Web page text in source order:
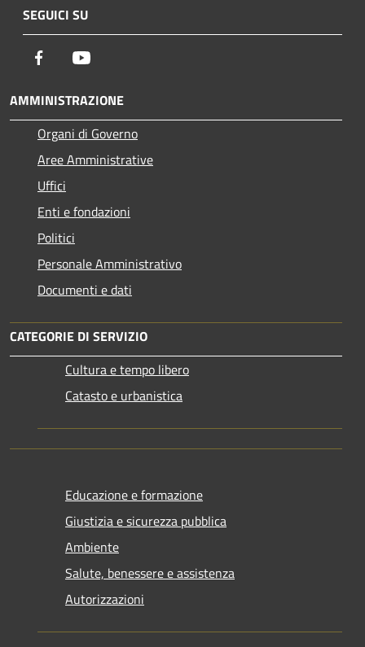
SEGUICI SU
Facebook
AMMINISTRAZIONE
Organi di Governo
Aree Amministrative
Uffici
Enti e fondazioni
Politici
Personale Amministrativo
Documenti e dati
CATEGORIE DI SERVIZIO
Cultura e tempo libero
Catasto e urbanistica
Educazione e formazione
Giustizia e sicurezza pubblica
Ambiente
Salute, benessere e assistenza
Autorizzazioni